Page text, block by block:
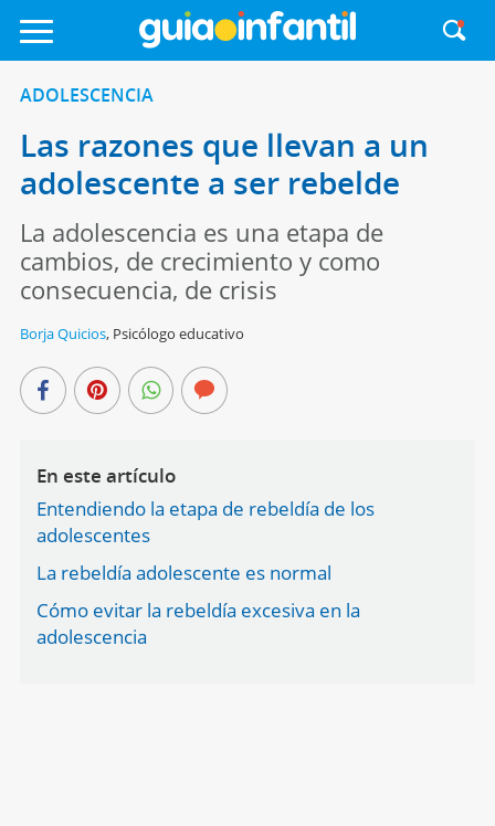
ADOLESCENCIA
Las razones que llevan a un
adolescente a ser rebelde
La adolescencia es una etapa de
cambios, de crecimiento y como
consecuencia, de crisis
Borja Quicios, Psicólogo educativo
En este artículo
Entendiendo la etapa de rebeldía de los
adolescentes
La rebeldía adolescente es normal
Cómo evitar la rebeldía excesiva en la
adolescencia